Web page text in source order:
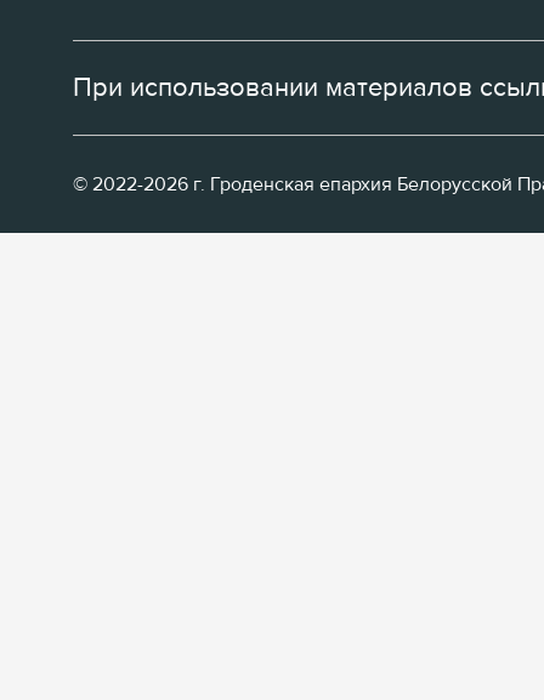
При использовании материалов
© 2022-2026 г. Гроденская епархия Белорусской